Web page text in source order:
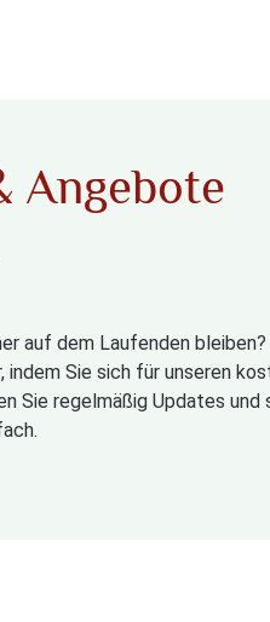
Angebote
auf dem Laufenden
indem Sie sich für unseren
Sie regelmäßig Updates